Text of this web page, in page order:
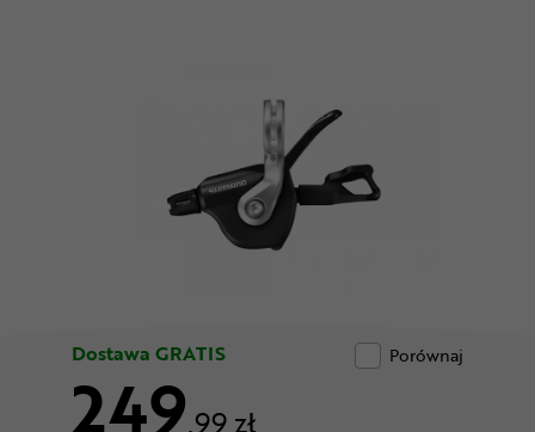
Superoferta
Dostawa GRATIS Porównaj
249,99 zł